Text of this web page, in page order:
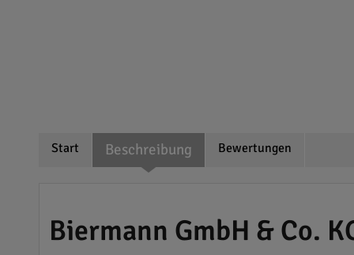
Start Beschreibung Bewertungen
Biermann GmbH & Co.